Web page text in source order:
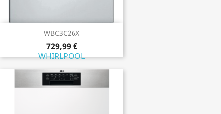
WBC3C26X
729,99 €
WHIRLPOOL